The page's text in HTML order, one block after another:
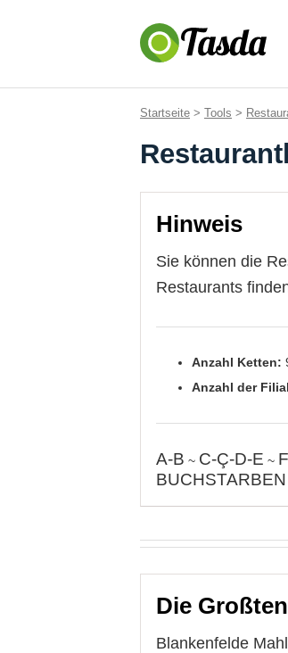
Startseite > Tools >
Hinweis
Sie können die
Restaurants
Anzahl Ketten:
Anzahl der
A-B ~ C-Ç-D-E ~
BUCHSTARBEN
Die
Blankenfelde